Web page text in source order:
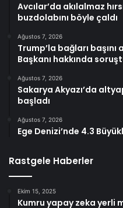
Avcılar’da akılalmaz
buzdolabını böyle çaldı
Ağustos 7, 2026
Trump’la bağları başını
Başkanı hakkında
Ağustos 7, 2026
Sakarya Akyazı’da
başladı
Ağustos 7, 2026
Ege Denizi’nde 4.3
Rastgele Haberler
Ekim 15, 2025
Kumru yapay zeka yerli